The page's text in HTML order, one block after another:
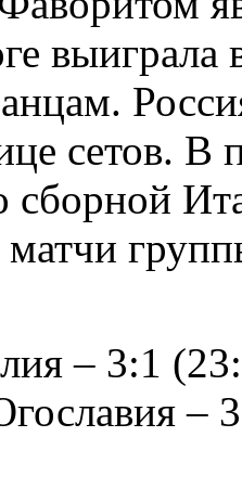
сетов. В
сборной
матчи
– 3:1
–